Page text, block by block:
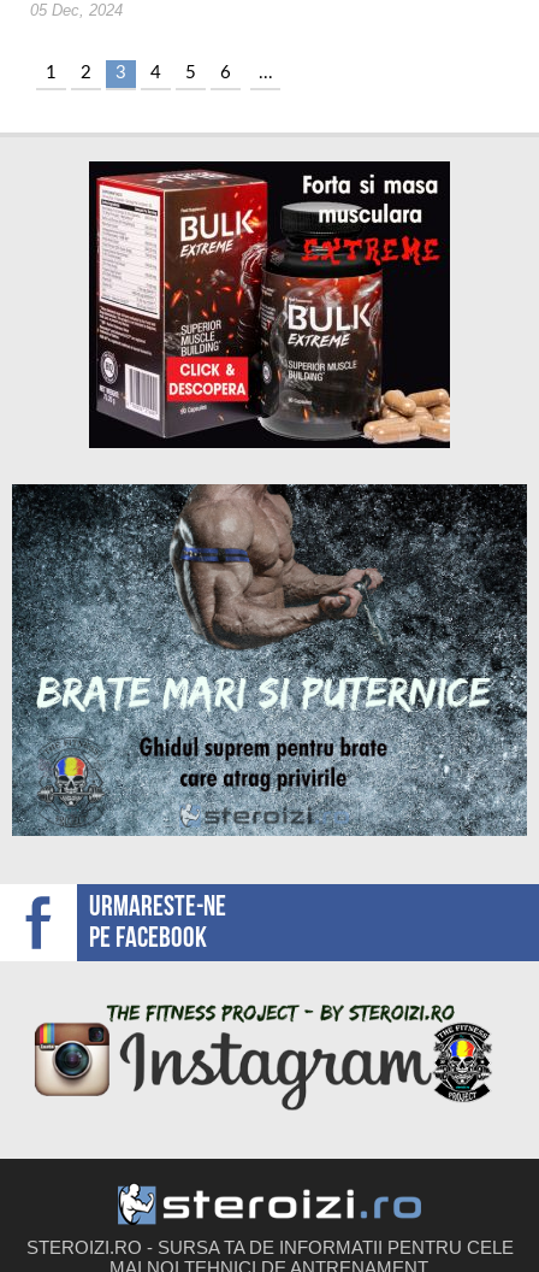
05 Dec, 2024
1 2 3 4 5 6 ...
Urmareste-ne
pe facebook
STEROIZI.RO - SURSA TA DE INFORMATII PENTRU CELE